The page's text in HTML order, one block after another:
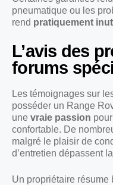
pneumatique ou les
rend pratiquement
L’avis des
forums
Les témoignages sur
posséder un Range
une vraie passion
confortable. De
malgré le plaisir de
d’entretien dépassent
Un propriétaire